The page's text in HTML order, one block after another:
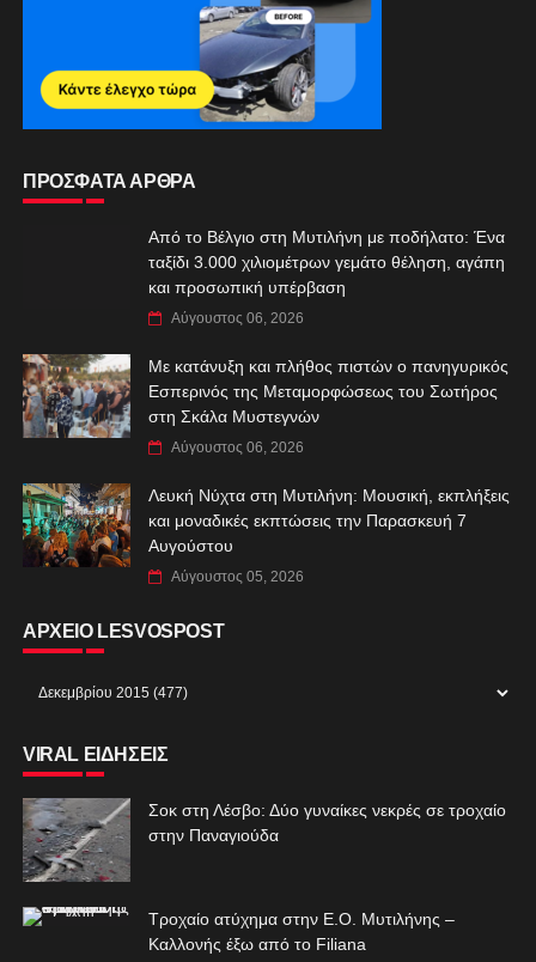
ΠΡΟΣΦΑΤΑ ΑΡΘΡΑ
Από το Βέλγιο στη Μυτιλήνη με ποδήλατο: Ένα
ταξίδι 3.000 χιλιομέτρων γεμάτο θέληση, αγάπη
και προσωπική υπέρβαση
Αύγουστος 06, 2026
Με κατάνυξη και πλήθος πιστών ο πανηγυρικός
Εσπερινός της Μεταμορφώσεως του Σωτήρος
στη Σκάλα Μυστεγνών
Αύγουστος 06, 2026
Λευκή Νύχτα στη Μυτιλήνη: Μουσική, εκπλήξεις
και μοναδικές εκπτώσεις την Παρασκευή 7
Αυγούστου
Αύγουστος 05, 2026
ΑΡΧΕΙΟ LESVOSPOST
VIRAL ΕΙΔΗΣΕΙΣ
Σοκ στη Λέσβο: Δύο γυναίκες νεκρές σε τροχαίο
στην Παναγιούδα
Τροχαίο ατύχημα στην Ε.Ο. Μυτιλήνης –
Καλλονής έξω από το Filiana